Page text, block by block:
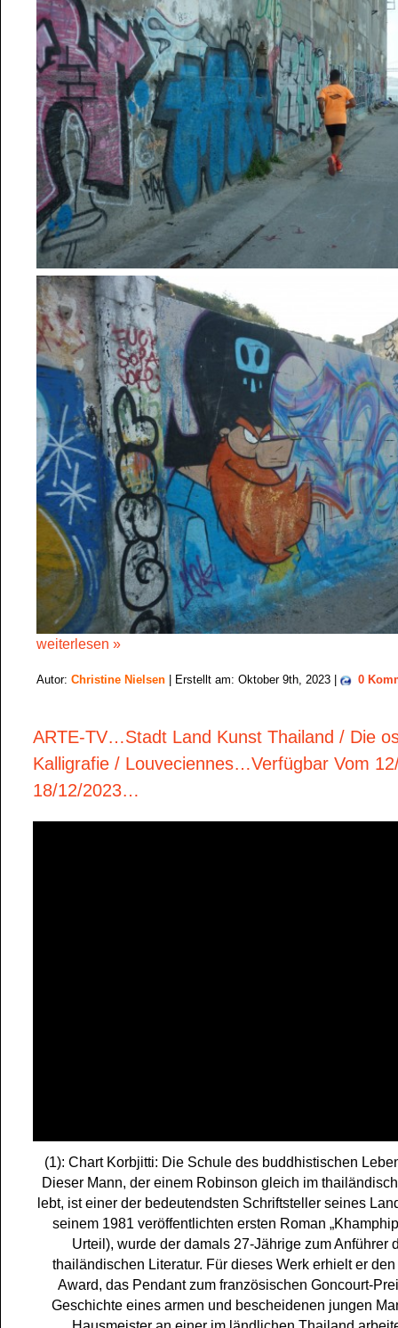
weiterlesen »
Autor: Christine Nielsen | Erstellt am: Oktober 9th, 2023 | 0
ARTE-TV…Stadt Land Kunst Thailand / Die
Kalligrafie / Louveciennes…Verfügbar Vom
18/12/2023…
(1): Chart Korbjitti: Die Schule des buddhistischen
Dieser Mann, der einem Robinson gleich im
lebt, ist einer der bedeutendsten Schriftsteller seines
seinem 1981 veröffentlichten ersten Roman
Urteil), wurde der damals 27-Jährige zum Anführer
thailändischen Literatur. Für dieses Werk erhielt er
Award, das Pendant zum französischen Goncourt-
Geschichte eines armen und bescheidenen jungen